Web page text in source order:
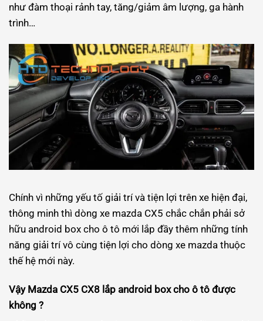
như đàm thoại rảnh tay, tăng/giảm âm lượng, ga hành
trình…
Chính vì những yếu tố giải trí và tiện lợi trên xe hiện đại,
thông minh thì dòng xe mazda CX5 chắc chắn phải sở
hữu android box cho ô tô mới lắp đầy thêm những tính
năng giải trí vô cùng tiện lợi cho dòng xe mazda thuộc
thế hệ mới này.
Vậy Mazda CX5 CX8 lắp android box cho ô tô được
không ?